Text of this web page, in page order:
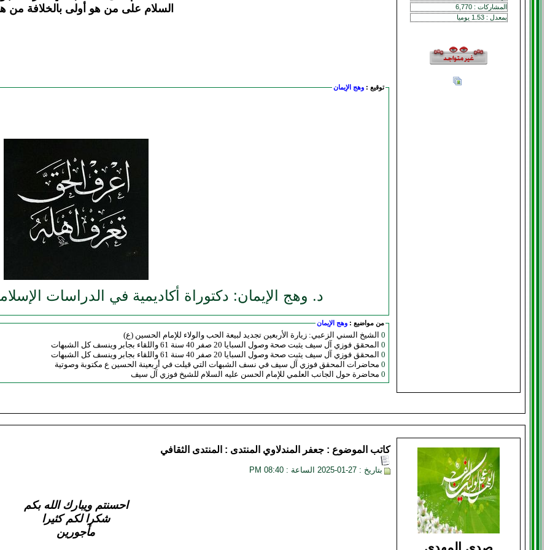
المشاركات : 6,770
بمعدل : 1.53 يوميا
السلام على من هو أولى بالخلافة من
توقيع : وهج الإيمان
د. وهج الإيمان: دكتوراة أكاديمية في الدراسات
من مواضيع : وهج الإيمان
0 الشيخ السني الزعبي: زيارة الأربعين تجديد لبيعة الحب والولاء للإمام الحسين (ع)
0 المحقق فوزي آل سيف يثبت صحة وصول السبايا 20 صفر 40 سنة 61 واللقاء بجابر وينسف كل الشبهات
0 المحقق فوزي آل سيف يثبت صحة وصول السبايا 20 صفر 40 سنة 61 واللقاء بجابر وينسف كل الشبهات
0 محاضرات المحقق فوزي آل سيف في نسف الشبهات التي قيلت في أربعينة الحسين ع مكتوبة وصوتية
0 محاضرة حول الجانب العلمي للإمام الحسن عليه السلام للشيخ فوزي آل سيف
كاتب الموضوع : جعفر المندلاوي المنتدى : المنتدى الثقافي
بتاريخ : 27-01-2025 الساعة : 08:40 PM
احسنتم ويبارك الله بكم
شكرا لكم كثيرا
مأجورين